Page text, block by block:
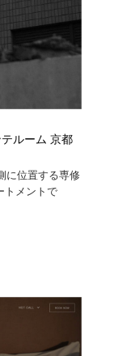
ルーム 京都
に位置する専修
トメントで